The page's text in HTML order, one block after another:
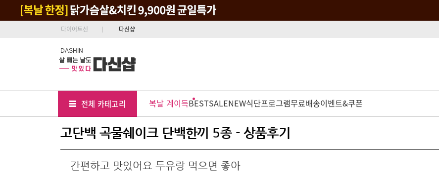
다이어트신 다신샵
DASHIN
전체 카테고리 복날 계이득BESTSALENEW식단프로그램무료배송이벤트&쿠폰
고단백 곡물쉐이크 단백한끼 5종 - 상품후기
간편하고 맛있어요 두유랑 먹으면 좋아